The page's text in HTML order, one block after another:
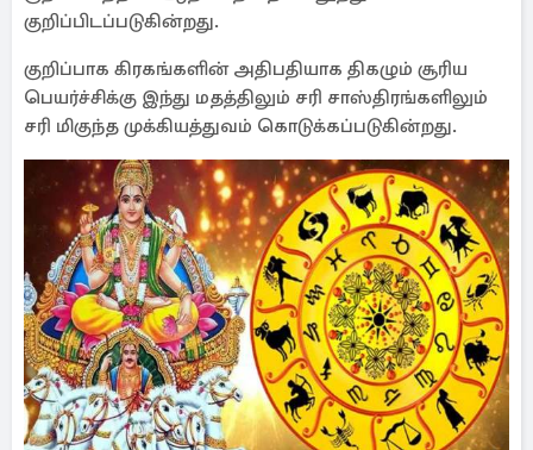
குறிப்பிடப்படுகின்றது.
குறிப்பாக கிரகங்களின் அதிபதியாக திகழும் சூரிய
பெயர்ச்சிக்கு இந்து மதத்திலும் சரி சாஸ்திரங்களிலும்
சரி மிகுந்த முக்கியத்துவம் கொடுக்கப்படுகின்றது.